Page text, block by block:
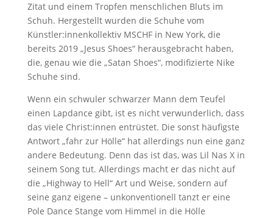
Zitat und einem Tropfen menschlichen Bluts im
Schuh. Hergestellt wurden die Schuhe vom
Künstler:innenkollektiv MSCHF in New York, die
bereits 2019 „Jesus Shoes“ herausgebracht haben,
die, genau wie die „Satan Shoes“, modifizierte Nike
Schuhe sind.
Wenn ein schwuler schwarzer Mann dem Teufel
einen Lapdance gibt, ist es nicht verwunderlich, dass
das viele Christ:innen entrüstet. Die sonst häufigste
Antwort „fahr zur Hölle“ hat allerdings nun eine ganz
andere Bedeutung. Denn das ist das, was Lil Nas X in
seinem Song tut. Allerdings macht er das nicht auf
die „Highway to Hell“ Art und Weise, sondern auf
seine ganz eigene – unkonventionell tanzt er eine
Pole Dance Stange vom Himmel in die Hölle